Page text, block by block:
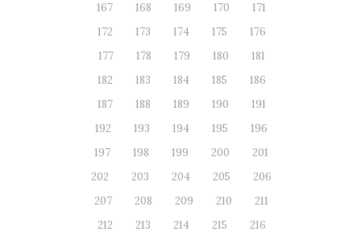
167
168 169 170
171
172
173 174 175
176
177
178 179 180
181
182
183 184 185
186
187
188 189 190
191
192
193 194 195
196
197
198 199 200
201
202
203 204 205
206
207
208 209 210
211
212
213 214 215
216